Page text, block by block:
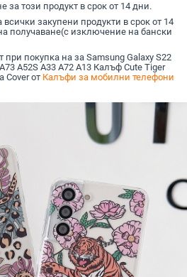
Max
за този продукт в срок от 14 дни.
закупени продукти в срок от 14
получаване(с изключение на бански
при покупка на за Samsung Galaxy S22
A52S A33 A72 A13 Калъф Cute Tiger
Cover от Калъфи за мобилни телефони